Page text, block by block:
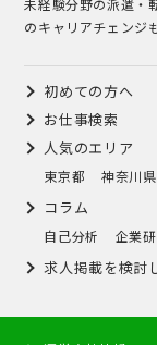
のキャリアチェンジ
初めての方へ
お仕事検索
人気のエリア
東京都 神奈川県
コラム
自己分析 企業
求人掲載を検討